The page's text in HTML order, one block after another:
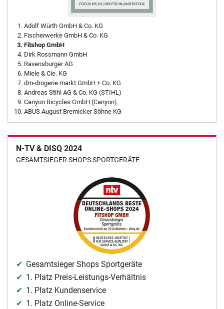
Adolf Würth GmbH & Co. KG
Fischerwerke GmbH & Co. KG
Fitshop GmbH
Dirk Rossmann GmbH
Ravensburger AG
Miele & Cie. KG
dm-drogerie markt GmbH + Co. KG
Andreas Stihl AG & Co. KG (STIHL)
Canyon Bicycles GmbH (Canyon)
ABUS August Bremicker Söhne KG
N-TV & DISQ 2024
GESAMTSIEGER SHOPS SPORTGERÄTE
Gesamtsieger Shops Sportgeräte
1. Platz Preis-Leistungs-Verhältnis
1. Platz Kundenservice
1. Platz Online-Service